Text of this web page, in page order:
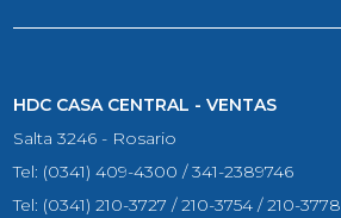
HDC CASA CENTRAL - VENTAS
Salta 3246 - Rosario
Tel: (0341) 409-4300 / 341-2389746
Tel: (0341) 210-3727 / 210-3754 / 210-3778